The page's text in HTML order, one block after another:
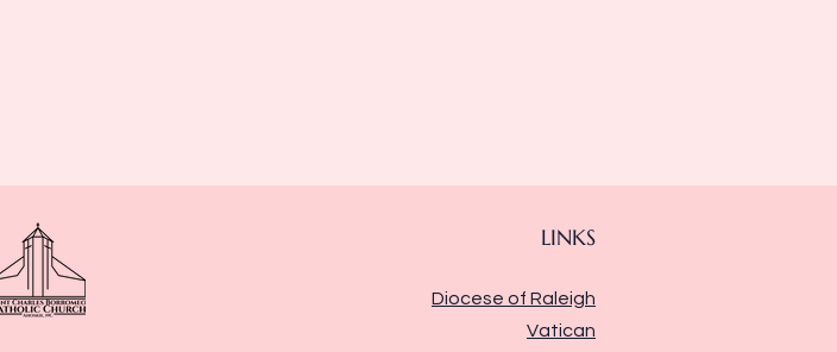
LINKS
Diocese of Raleigh
Vatican